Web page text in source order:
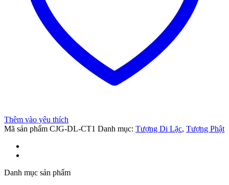
Thêm vào yêu thích
Mã sản phẩm CJG-DL-CT1 Danh mục: Tượng Di Lặc, Tượng Phật
Danh mục sản phẩm